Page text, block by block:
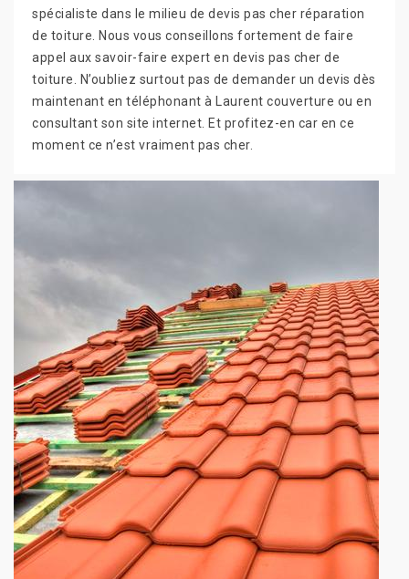
spécialiste dans le milieu de devis pas cher réparation
de toiture. Nous vous conseillons fortement de faire
appel aux savoir-faire expert en devis pas cher de
toiture. N’oubliez surtout pas de demander un devis dès
maintenant en téléphonant à Laurent couverture ou en
consultant son site internet. Et profitez-en car en ce
moment ce n’est vraiment pas cher.